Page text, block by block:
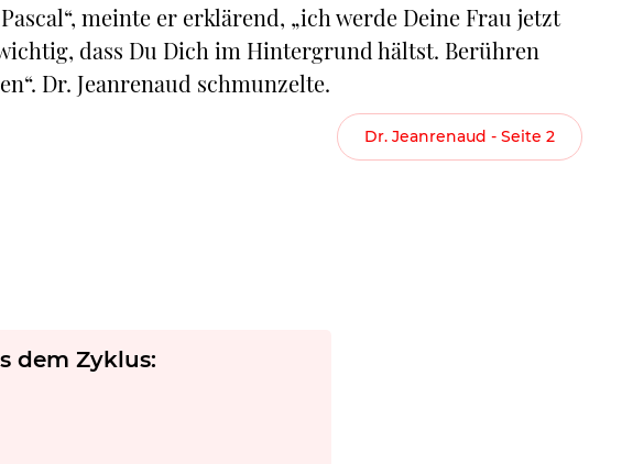
meinte er erklärend, „ich werde Deine Frau jetzt
dass Du Dich im Hintergrund hältst. Berühren
Dr. Jeanrenaud schmunzelte.
Dr. Jeanrenaud - Seite 2
dem Zyklus: